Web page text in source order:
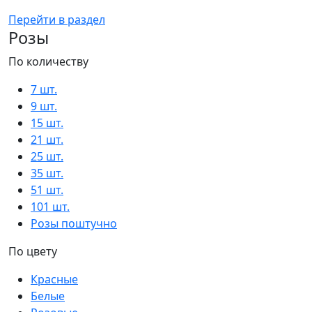
Перейти в раздел
Розы
По количеству
7 шт.
9 шт.
15 шт.
21 шт.
25 шт.
35 шт.
51 шт.
101 шт.
Розы поштучно
По цвету
Красные
Белые